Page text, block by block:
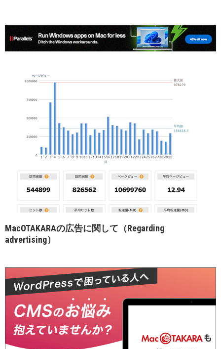
MacOTAKARAの広告に関して（Regarding
advertising）